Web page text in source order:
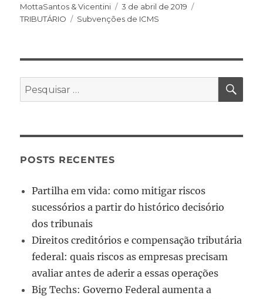
MottaSantos & Vicentini
3 de abril de 2019
TRIBUTÁRIO
Subvenções de ICMS
POSTS RECENTES
Partilha em vida: como mitigar riscos
sucessórios a partir do histórico decisório
dos tribunais
Direitos creditórios e compensação tributária
federal: quais riscos as empresas precisam
avaliar antes de aderir a essas operações
Big Techs: Governo Federal aumenta a